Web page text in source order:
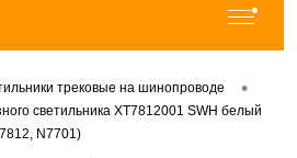
трековые на шинопроводе •
светильника XT7812001 SWH белый
N7701)